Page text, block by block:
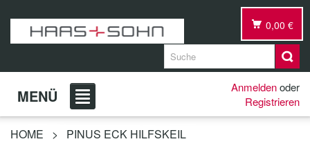
0,00 €
MENÜ Anmeldenoder
Registrieren
HOME > PINUS ECK HILFSKEIL